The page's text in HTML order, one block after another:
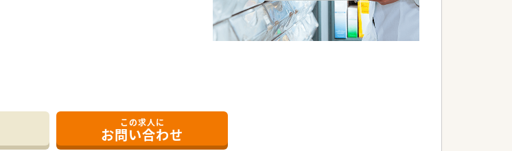
この求人に
お問い合わせ